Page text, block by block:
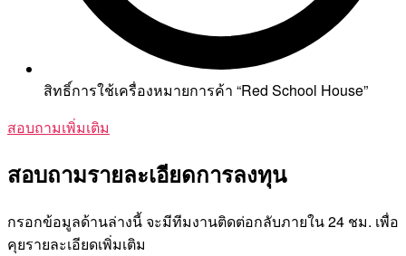
สิทธิ์การใช้เครื่องหมายการค้า “Red School House”
สอบถามเพิ่มเติม
สอบถามรายละเอียดการลงทุน
กรอกข้อมูลด้านล่างนี้ จะมีทีมงานติดต่อกลับภายใน 24 ชม. เพื่อ
คุยรายละเอียดเพิ่มเติม